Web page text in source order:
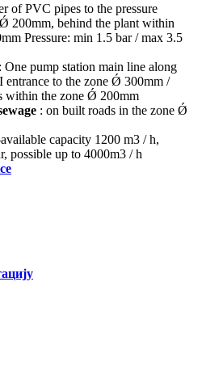
of PVC pipes to the pressure
200mm, behind the plant within
Pressure: min 1.5 bar / max 3.5
: One pump station main line along
entrance to the zone Ǿ 300mm /
within the zone Ǿ 200mm
: on built roads in the zone Ǿ
capacity 1200 m3 / h,
possible up to 4000m3 / h